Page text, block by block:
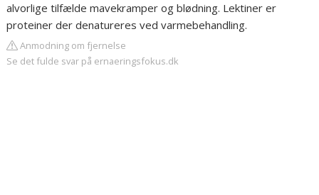
alvorlige tilfælde mavekramper og blødning. Lektiner er
proteiner der denatureres ved varmebehandling.
Anmodning om fjernelse
Se det fulde svar på ernaeringsfokus.dk